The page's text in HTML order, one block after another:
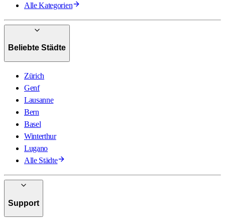
Alle Kategorien
Beliebte Städte
Zürich
Genf
Lausanne
Bern
Basel
Winterthur
Lugano
Alle Städte
Support